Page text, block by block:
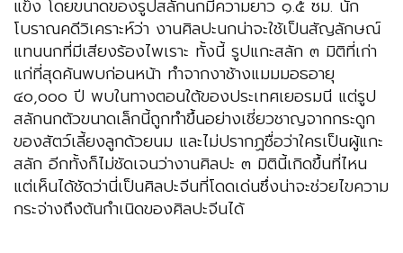
แข็ง โดยขนาดของรูปสลักนกมีความยาว ๑.๕ ซม. นัก
โบราณคดีวิเคราะห์ว่า งานศิลปะนกน่าจะใช้เป็นสัญลักษณ์
แทนนกที่มีเสียงร้องไพเราะ ทั้งนี้ รูปแกะสลัก ๓ มิติที่เก่า
แก่ที่สุดค้นพบก่อนหน้า ทำจากงาช้างแมมมอธอายุ
๔๐,๐๐๐ ปี พบในทางตอนใต้ของประเทศเยอรมนี แต่รูป
สลักนกตัวขนาดเล็กนี้ถูกทำขึ้นอย่างเชี่ยวชาญจากกระดูก
ของสัตว์เลี้ยงลูกด้วยนม และไม่ปรากฏชื่อว่าใครเป็นผู้แกะ
สลัก อีกทั้งก็ไม่ชัดเจนว่างานศิลปะ ๓ มิตินี้เกิดขึ้นที่ไหน
แต่เห็นได้ชัดว่านี่เป็นศิลปะจีนที่โดดเด่นซึ่งน่าจะช่วยไขความ
กระจ่างถึงต้นกำเนิดของศิลปะจีนได้